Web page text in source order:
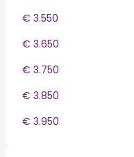
€ 3.550
€ 3.650
€ 3.750
€ 3.850
€ 3.950